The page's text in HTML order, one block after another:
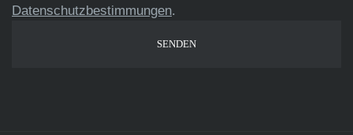
Datenschutzbestimmungen.